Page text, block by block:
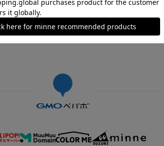
©GMO Pepabo, Inc. All rights reserved.